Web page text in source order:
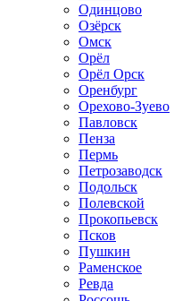
Одинцово
Озёрск
Омск
Орёл
Орёл Орск
Оренбург
Орехово-Зуево
Павловск
Пенза
Пермь
Петрозаводск
Подольск
Полевской
Прокопьевск
Псков
Пушкин
Раменское
Ревда